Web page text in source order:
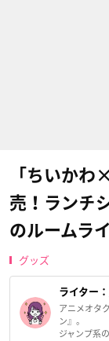
「ちいかわ
売！ランチ
のルームラ
グッズ
ライター：
アニメオタ
ン』。
ジャンプ系